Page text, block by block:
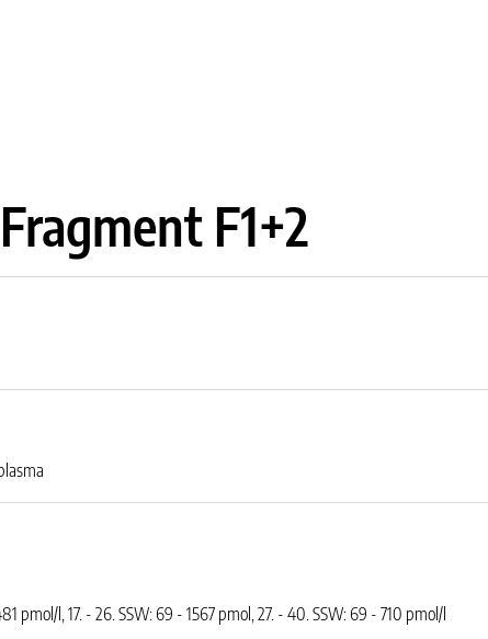
F1+2
pmol/l, 17. - 26. SSW: 69 - 1567 pmol, 27. - 40. SSW: 69 - 710 pmol/l